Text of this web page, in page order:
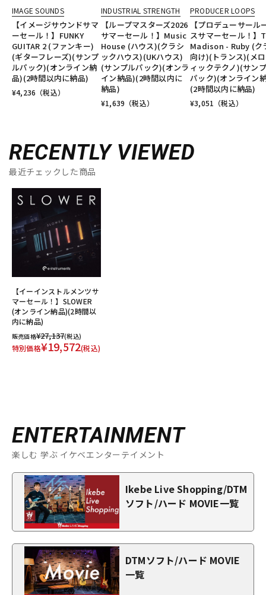
IMAGE SOUNDS
【イメージサウンドサマ
ーセール！】FUNKY
GUITAR 2 (ファンキー)
(ギターフレーズ)(サンプ
ルパック)(オンライン納
品)(2時間以内に納品)
¥4,236 （税込）
INDUSTRIAL STRENGTH
【ループマスターズ2026
サマーセール！】Music
House (ハウス)(クラシ
ックハウス)(UKハウス)
(サンプルパック)(オンラ
イン納品)(2時間以内に
納品)
¥1,639 （税込）
PRODUCER LOOPS
【プロデューサール
スサマーセール！】
Madison - Ruby (ク
向け)(トランス)(メ
ィックテクノ)(サン
パック)(オンライン
(2時間以内に納品)
¥3,051 （税込）
RECENTLY VIEWED
最近チェックした商品
【イーインストルメンツサ
マーセール！】SLOWER
(オンライン納品)(2時間以
内に納品)
販売価格¥27,137(税込)
特別価格¥19,572(税込)
ENTERTAINMENT
楽しむ 学ぶ イケベエンターテイメント
Ikebe Live Shopping/DTM
ソフト/ハード MOVIE一覧
DTMソフト/ハード MOVIE
一覧